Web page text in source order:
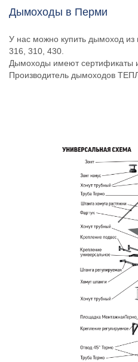
Дымоходы в Перми
У нас можно купить дымоход
316, 310, 430.
Дымоходы имеют сертификаты
Производитель дымоходов